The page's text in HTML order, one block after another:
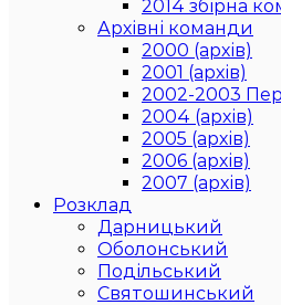
2014 збірна
Архівні команди
2000 (архів)
2001 (архів)
2002-2003
2004 (архів)
2005 (архів)
2006 (архів)
2007 (архів)
Розклад
Дарницький
Оболонський
Подільський
Святошинський